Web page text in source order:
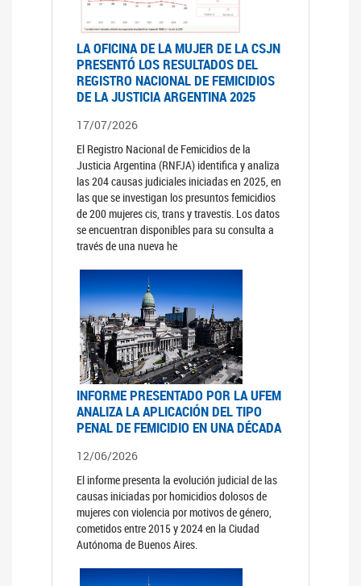
LA OFICINA DE LA MUJER DE LA CSJN
PRESENTÓ LOS RESULTADOS DEL
REGISTRO NACIONAL DE FEMICIDIOS
DE LA JUSTICIA ARGENTINA 2025
17/07/2026
El Registro Nacional de Femicidios de la
Justicia Argentina (RNFJA) identifica y analiza
las 204 causas judiciales iniciadas en 2025, en
las que se investigan los presuntos femicidios
de 200 mujeres cis, trans y travestis. Los datos
se encuentran disponibles para su consulta a
través de una nueva he
INFORME PRESENTADO POR LA UFEM
ANALIZA LA APLICACIÓN DEL TIPO
PENAL DE FEMICIDIO EN UNA DÉCADA
12/06/2026
El informe presenta la evolución judicial de las
causas iniciadas por homicidios dolosos de
mujeres con violencia por motivos de género,
cometidos entre 2015 y 2024 en la Ciudad
Autónoma de Buenos Aires.